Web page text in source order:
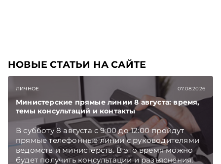
НОВЫЕ СТАТЬИ НА САЙТЕ
ЛИЧНОЕ 07.08.2026
Министерские прямые линии 8 августа: время,
темы консультаций и контакты
В субботу 8 августа с 9:00 до 12:00 пройдут
прямые телефонные линии с руководителями
ведомств и министерств. В это время можно
будет получить консультации и разъяснения.